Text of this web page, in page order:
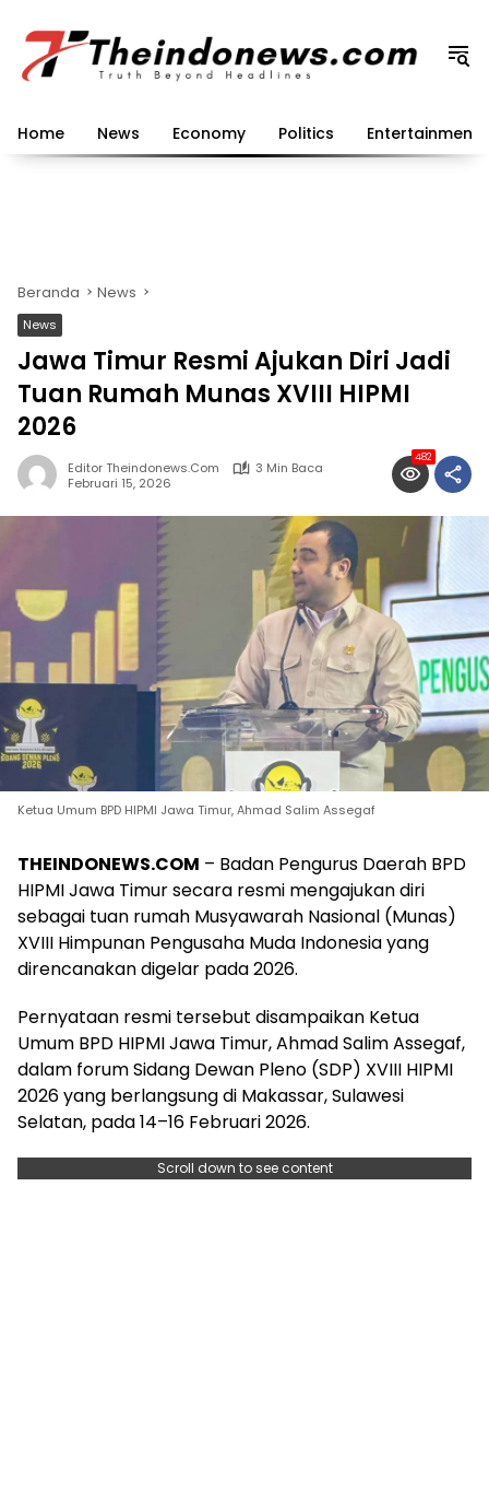
konten
Home News Economy Politics Entertainment
Beranda News
News
Jawa Timur Resmi Ajukan Diri Jadi
Tuan Rumah Munas XVIII HIPMI
2026
Editor Theindonews.com
3 Min Baca
Februari 15, 2026
482
Ketua Umum BPD HIPMI Jawa Timur, Ahmad Salim Assegaf
THEINDONEWS.COM – Badan Pengurus Daerah BPD
HIPMI Jawa Timur secara resmi mengajukan diri
sebagai tuan rumah Musyawarah Nasional (Munas)
XVIII Himpunan Pengusaha Muda Indonesia yang
direncanakan digelar pada 2026.
Pernyataan resmi tersebut disampaikan Ketua
Umum BPD HIPMI Jawa Timur, Ahmad Salim Assegaf,
dalam forum Sidang Dewan Pleno (SDP) XVIII HIPMI
2026 yang berlangsung di Makassar, Sulawesi
Selatan, pada 14–16 Februari 2026.
Scroll down to see content